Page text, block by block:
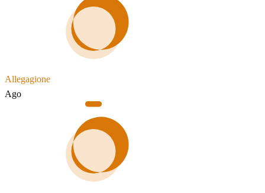
Allegagione
Ago